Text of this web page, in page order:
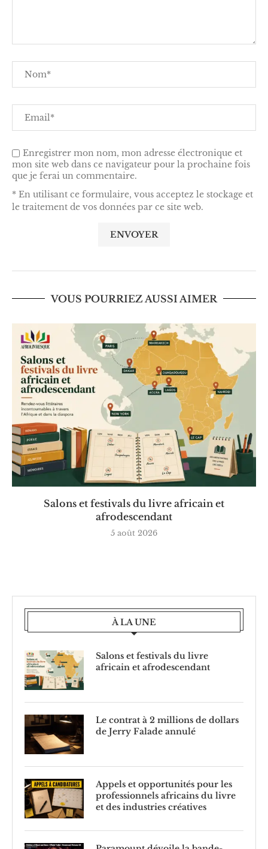
Enregistrer mon nom, mon adresse électronique et
mon site web dans ce navigateur pour la prochaine fois
que je ferai un commentaire.
* En utilisant ce formulaire, vous acceptez le stockage et
le traitement de vos données par ce site web.
VOUS POURRIEZ AUSSI AIMER
Salons et festivals du livre africain et
afrodescendant
5 août 2026
À LA UNE
Salons et festivals du livre
africain et afrodescendant
Le contrat à 2 millions de dollars
de Jerry Falade annulé
Appels et opportunités pour les
professionnels africains du livre
et des industries créatives